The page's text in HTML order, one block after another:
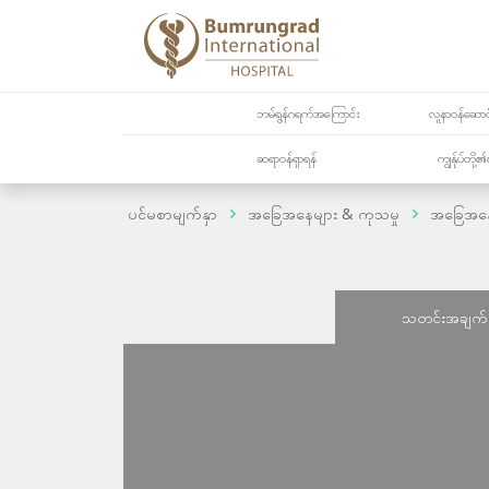
ဘမ်ရွန်ဂရက်အကြောင်း လူနာဝန်ဆော
ဆရာဝန်ရှာရန် ကျွန်ုပ်တို့၏
ပင်မစာမျက်နှာ အခြေအနေများ & ကုသမှု အခြေအန
သတင်းအခ